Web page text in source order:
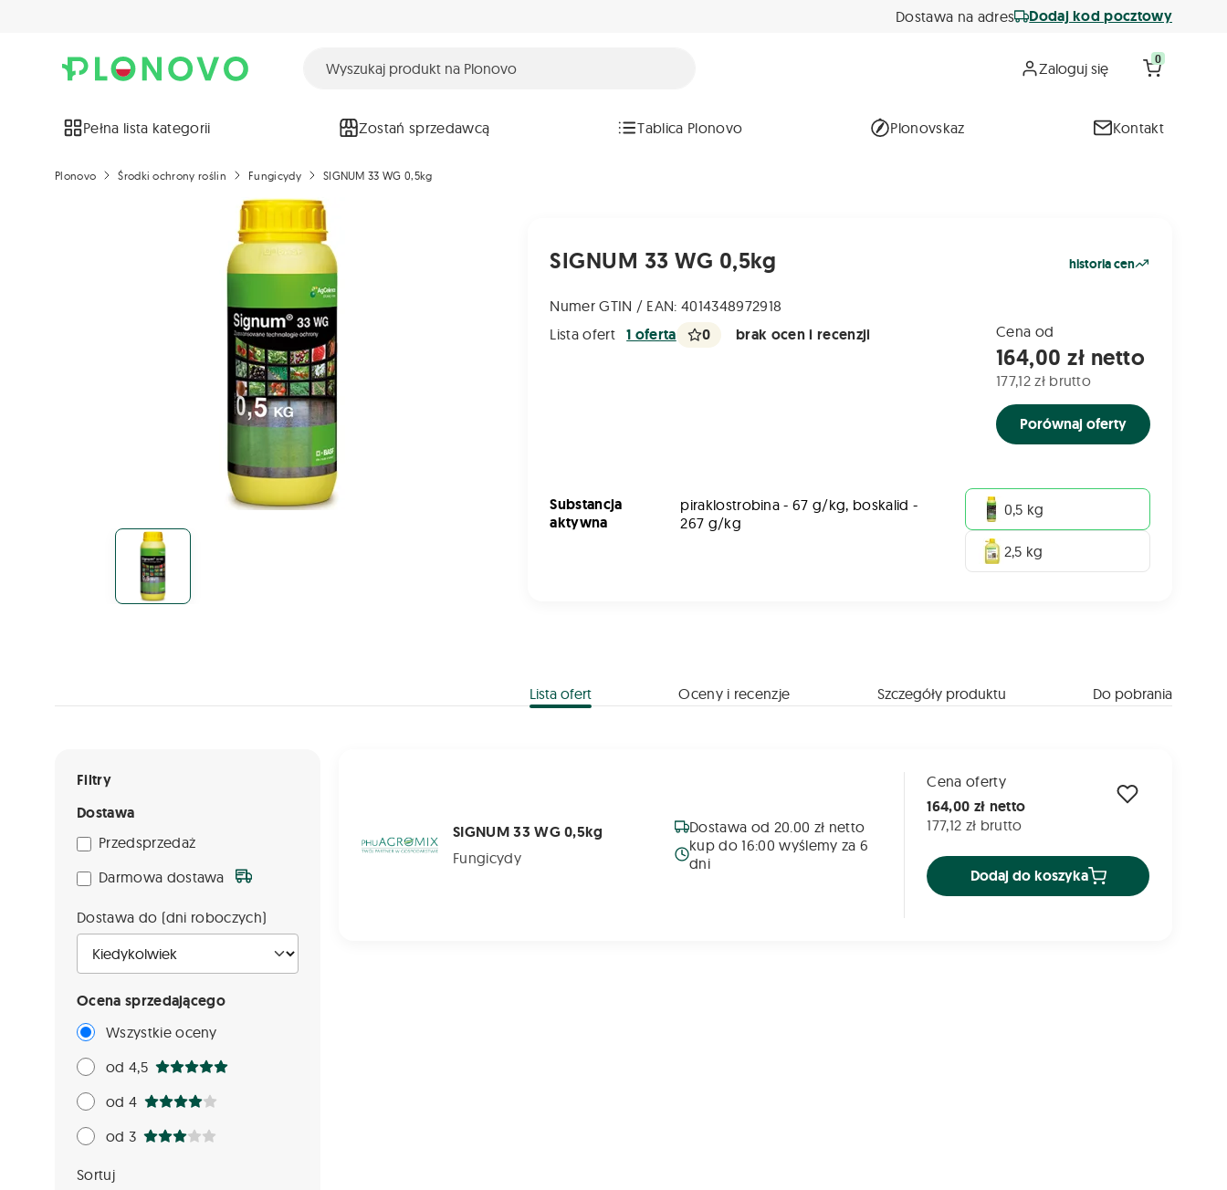
Dostawa na adres Dodaj kod pocztowy
Zaloguj się 0
Pełna lista kategorii Zostań sprzedawcą Tablica Plonovo Plonovskaz Kontakt
Plonovo Środki ochrony roślin Fungicydy SIGNUM 33 WG 0,5kg
SIGNUM 33 WG 0,5kg
Numer GTIN / EAN: 4014348972918
historia cen
Lista ofert 1 oferta 0 brak ocen i recenzji Cena od
164,00 zł netto
177,12 zł brutto
Porównaj oferty
Substancja
aktywna
piraklostrobina - 67 g/kg, boskalid -
267 g/kg
0,5 kg
2,5 kg
Lista ofert Oceny i recenzje Szczegóły produktu Do pobrania
Filtry
Dostawa
Przedsprzedaż
Darmowa dostawa
Dostawa do (dni roboczych)
Ocena sprzedającego
Wszystkie oceny
od 4,5
od 4
od 3
Sortuj
SIGNUM 33 WG 0,5kg
Fungicydy
Dostawa od 20.00 zł netto
kup do 16:00 wyślemy za 6
dni
Cena oferty
164,00 zł netto
177,12 zł brutto
Dodaj do koszyka